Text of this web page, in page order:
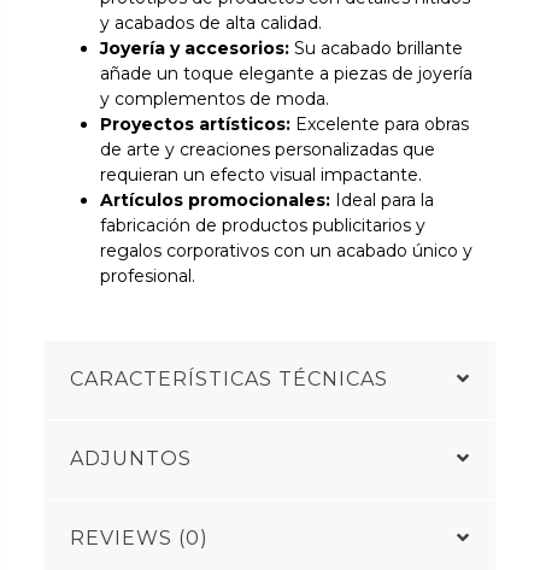
y acabados de alta calidad.
Joyería y accesorios: Su acabado brillante
añade un toque elegante a piezas de joyería
y complementos de moda.
Proyectos artísticos: Excelente para obras
de arte y creaciones personalizadas que
requieran un efecto visual impactante.
Artículos promocionales: Ideal para la
fabricación de productos publicitarios y
regalos corporativos con un acabado único y
profesional.
CARACTERÍSTICAS TÉCNICAS
ADJUNTOS
REVIEWS (0)